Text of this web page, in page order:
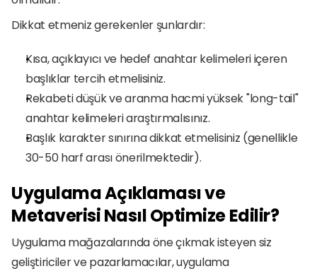
Dikkat etmeniz gerekenler şunlardır:
Kısa, açıklayıcı ve hedef anahtar kelimeleri içeren
başlıklar tercih etmelisiniz.
Rekabeti düşük ve aranma hacmi yüksek "long-tail"
anahtar kelimeleri araştırmalısınız.
Başlık karakter sınırına dikkat etmelisiniz (genellikle
30-50 harf arası önerilmektedir).
Uygulama Açıklaması ve
Metaverisi Nasıl Optimize Edilir?
Uygulama mağazalarında öne çıkmak isteyen siz
geliştiriciler ve pazarlamacılar, uygulama